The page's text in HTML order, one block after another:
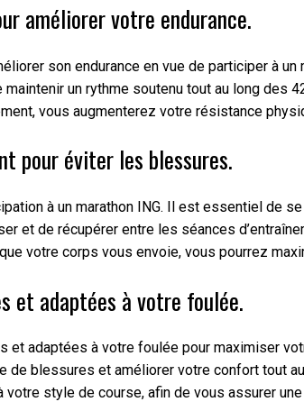
améliorer votre endurance.
son endurance en vue de participer à
un rythme soutenu tout au long
vous augmenterez votre résistance
pour éviter les blessures.
à un marathon ING. Il est essentiel de
et de récupérer entre les séances
votre corps vous envoie, vous pourrez
et adaptées à votre foulée.
adaptées à votre foulée pour maximiser
de blessures et améliorer votre confort tout
style de course, afin de vous assurer